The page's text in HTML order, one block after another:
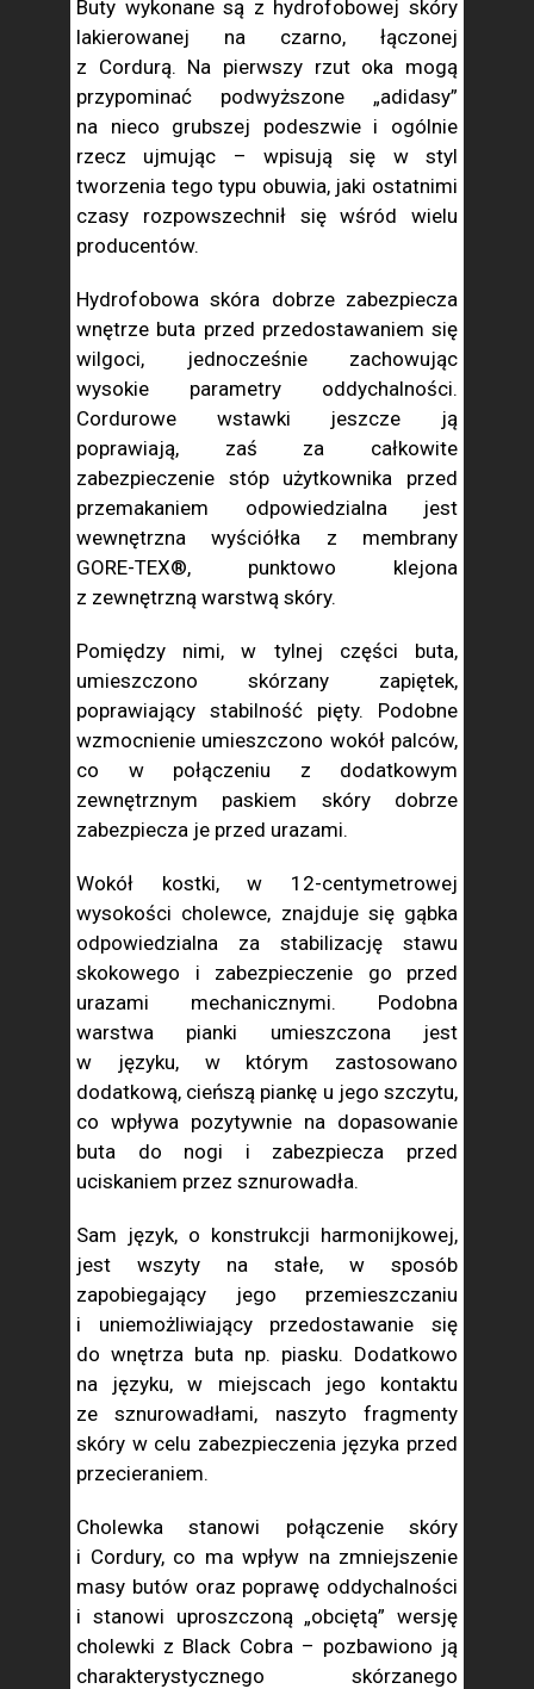
Buty wykonane są z hydrofobowej skóry
lakierowanej na czarno, łączonej
z Cordurą. Na pierwszy rzut oka mogą
przypominać podwyższone „adidasy”
na nieco grubszej podeszwie i ogólnie
rzecz ujmując – wpisują się w styl
tworzenia tego typu obuwia, jaki ostatnimi
czasy rozpowszechnił się wśród wielu
producentów.
Hydrofobowa skóra dobrze zabezpiecza
wnętrze buta przed przedostawaniem się
wilgoci, jednocześnie zachowując
wysokie parametry oddychalności.
Cordurowe wstawki jeszcze ją
poprawiają, zaś za całkowite
zabezpieczenie stóp użytkownika przed
przemakaniem odpowiedzialna jest
wewnętrzna wyściółka z membrany
GORE-TEX®, punktowo klejona
z zewnętrzną warstwą skóry.
Pomiędzy nimi, w tylnej części buta,
umieszczono skórzany zapiętek,
poprawiający stabilność pięty. Podobne
wzmocnienie umieszczono wokół palców,
co w połączeniu z dodatkowym
zewnętrznym paskiem skóry dobrze
zabezpiecza je przed urazami.
Wokół kostki, w 12-centymetrowej
wysokości cholewce, znajduje się gąbka
odpowiedzialna za stabilizację stawu
skokowego i zabezpieczenie go przed
urazami mechanicznymi. Podobna
warstwa pianki umieszczona jest
w języku, w którym zastosowano
dodatkową, cieńszą piankę u jego szczytu,
co wpływa pozytywnie na dopasowanie
buta do nogi i zabezpiecza przed
uciskaniem przez sznurowadła.
Sam język, o konstrukcji harmonijkowej,
jest wszyty na stałe, w sposób
zapobiegający jego przemieszczaniu
i uniemożliwiający przedostawanie się
do wnętrza buta np. piasku. Dodatkowo
na języku, w miejscach jego kontaktu
ze sznurowadłami, naszyto fragmenty
skóry w celu zabezpieczenia języka przed
przecieraniem.
Cholewka stanowi połączenie skóry
i Cordury, co ma wpływ na zmniejszenie
masy butów oraz poprawę oddychalności
i stanowi uproszczoną „obciętą” wersję
cholewki z Black Cobra – pozbawiono ją
charakterystycznego skórzanego